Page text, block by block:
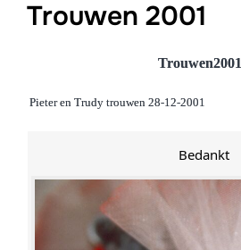
Trouwen 2001
Trouwen2001
Pieter en Trudy trouwen 28-12-2001
Bedankt